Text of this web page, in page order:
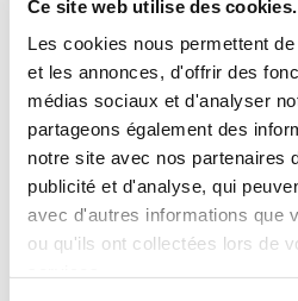
Ce site web utilise des cookies.
Les cookies nous permettent
et les annonces, d'offrir des
médias sociaux et d'analyser
partageons également des
notre site avec nos partenaires
publicité et d'analyse, qui
avec d'autres informations que
ou qu'ils ont collectées lors de
Ces dernières
exportations
une croissance
passant d'environ
dollars en 2020 à un
200 milliards de
Bien que la Suède
confrontée à des